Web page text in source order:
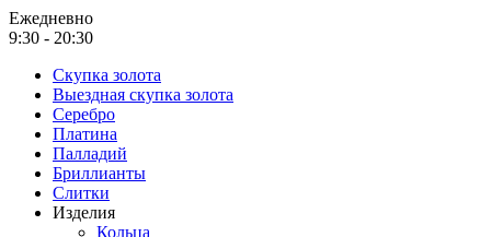
Ежедневно
9:30 - 20:30
Скупка золота
Выездная скупка золота
Серебро
Платина
Палладий
Бриллианты
Слитки
Изделия
Кольца